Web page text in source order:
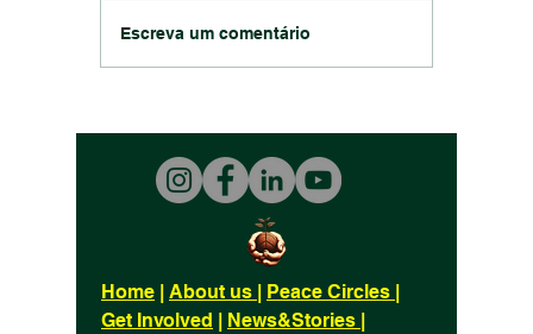
Joga pela Paz – Como o
Futebol Dá Vida ao Fair
Escreva um comentário
Home | About us | Peace Circles |
Get Involved | News&Stories |